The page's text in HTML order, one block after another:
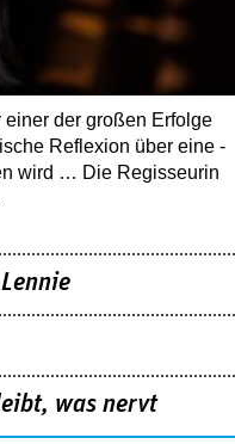
der großen Erfolge
Reflexion über eine
wird … Die Regisseurin
was nervt